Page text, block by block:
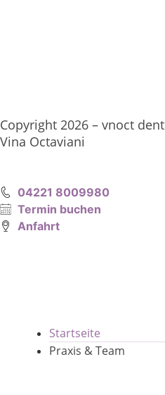
Copyright 2026 – vnoct dent
Vina Octaviani
04221 8009980
Termin buchen
Anfahrt
Startseite
Praxis & Team